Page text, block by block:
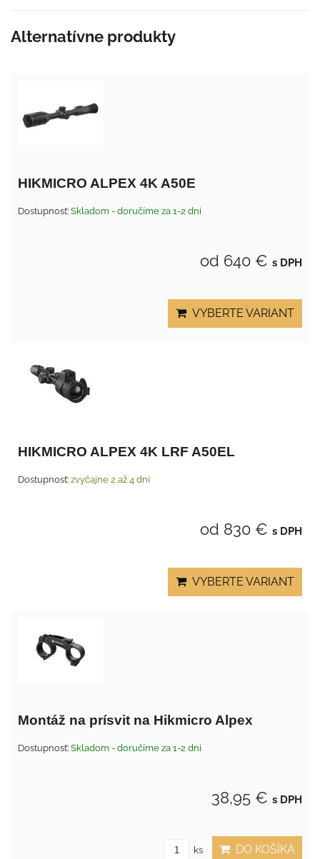
Alternatívne produkty
HIKMICRO ALPEX 4K A50E
Dostupnosť: Skladom - doručíme za 1-2 dni
od 640 € s DPH
VYBERTE VARIANT
HIKMICRO ALPEX 4K LRF A50EL
Dostupnosť: zvyčajne 2 až 4 dni
od 830 € s DPH
VYBERTE VARIANT
Montáž na prísvit na Hikmicro Alpex
Dostupnosť: Skladom - doručíme za 1-2 dni
38,95 € s DPH
ks DO KOŠÍKA